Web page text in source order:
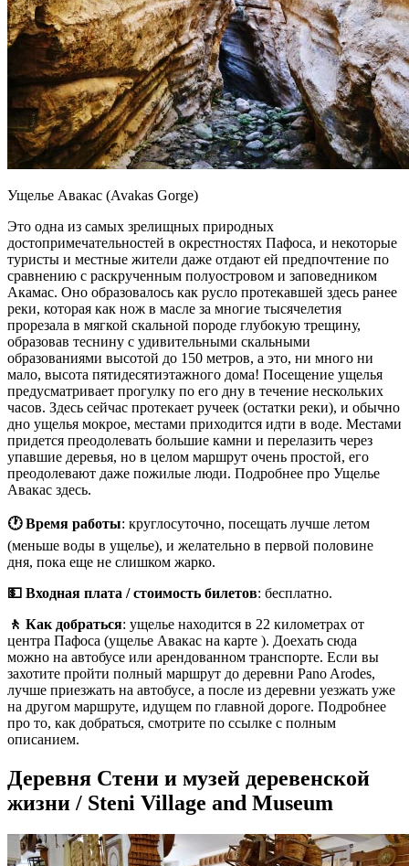
Ущелье Авакас (Avakas Gorge)
Это одна из самых зрелищных природных
достопримечательностей в окрестностях Пафоса, и некоторые
туристы и местные жители даже отдают ей предпочтение по
сравнению с раскрученным полуостровом и заповедником
Акамас. Оно образовалось как русло протекавшей здесь ранее
реки, которая как нож в масле за многие тысячелетия
прорезала в мягкой скальной породе глубокую трещину,
образовав теснину с удивительными скальными
образованиями высотой до 150 метров, а это, ни много ни
мало, высота пятидесятиэтажного дома! Посещение ущелья
предусматривает прогулку по его дну в течение нескольких
часов. Здесь сейчас протекает ручеек (остатки реки), и обычно
дно ущелья мокрое, местами приходится идти в воде. Местами
придется преодолевать большие камни и перелазить через
упавшие деревья, но в целом маршрут очень простой, его
преодолевают даже пожилые люди. Подробнее про Ущелье
Авакас здесь.
🕐 Время работы: круглосуточно, посещать лучше летом
(меньше воды в ущелье), и желательно в первой половине
дня, пока еще не слишком жарко.
💵 Входная плата / стоимость билетов: бесплатно.
🚶 Как добраться: ущелье находится в 22 километрах от
центра Пафоса (ущелье Авакас на карте ). Доехать сюда
можно на автобусе или арендованном транспорте. Если вы
захотите пройти полный маршрут до деревни Pano Arodes,
лучше приезжать на автобусе, а после из деревни уезжать уже
на другом маршруте, идущем по главной дороге. Подробнее
про то, как добраться, смотрите по ссылке с полным
описанием.
Деревня Стени и музей деревенской
жизни / Steni Village and Museum